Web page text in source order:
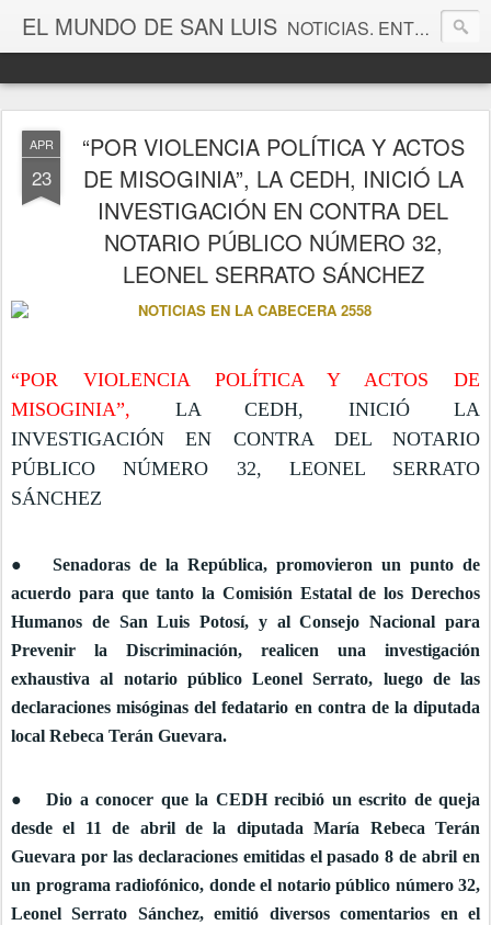
EL MUNDO DE SAN LUIS NOTICIAS. ENTRETENIMIENTO. EDITORIALES. CANAL DE VÍDEOS. GALERÍA DE FOTOGRAFÍAS.
APR
23
“POR VIOLENCIA POLÍTICA Y ACTOS
DE MISOGINIA”, LA CEDH, INICIÓ LA
INVESTIGACIÓN EN CONTRA DEL
NOTARIO PÚBLICO NÚMERO 32,
LEONEL SERRATO SÁNCHEZ
“POR VIOLENCIA POLÍTICA Y ACTOS DE
MISOGINIA”, LA CEDH, INICIÓ LA
INVESTIGACIÓN EN CONTRA DEL NOTARIO
PÚBLICO NÚMERO 32, LEONEL SERRATO
SÁNCHEZ
● Senadoras de la República, promovieron un punto de
acuerdo para que tanto la Comisión Estatal de los Derechos
Humanos de San Luis Potosí, y al Consejo Nacional para
Prevenir la Discriminación, realicen una investigación
exhaustiva al notario público Leonel Serrato, luego de las
declaraciones misóginas del fedatario en contra de la diputada
local Rebeca Terán Guevara.
● Dio a conocer que la CEDH recibió un escrito de queja
desde el 11 de abril de la diputada María Rebeca Terán
Guevara por las declaraciones emitidas el pasado 8 de abril en
un programa radiofónico, donde el notario público número 32,
Leonel Serrato Sánchez, emitió diversos comentarios en el